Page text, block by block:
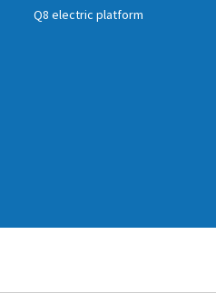
Q8 electric platform